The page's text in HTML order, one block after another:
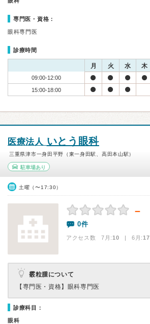
専門医・資格：
眼科専門医
診療時間
月 火 水 木
09:00-12:00
15:00-18:00
医療法人 いとう眼科
三重県津市一身田平野（東一身田駅、高田本山駅）
駐車場あり
土曜（〜17:30）
－
0件
アクセス数 7月:10 | 6月:17
霰粒腫について
【専門医・資格】 眼科専門医
診療科目：
眼科